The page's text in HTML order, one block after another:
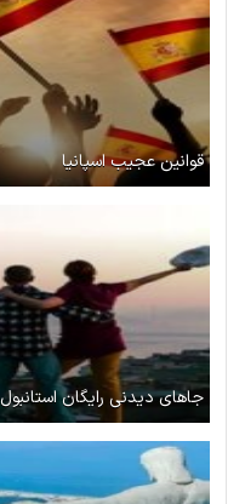
قوانین عجیب اسپانیا
جاهای دیدنی رایگان استانبول